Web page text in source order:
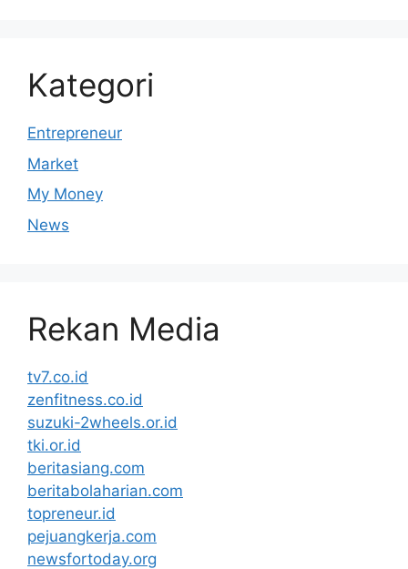
Kategori
Entrepreneur
Market
My Money
News
Rekan Media
tv7.co.id
zenfitness.co.id
suzuki-2wheels.or.id
tki.or.id
beritasiang.com
beritabolaharian.com
topreneur.id
pejuangkerja.com
newsfortoday.org